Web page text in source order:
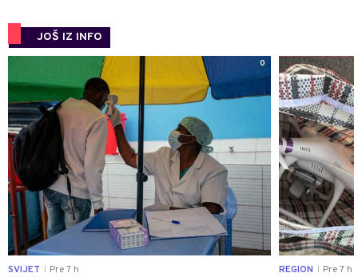
JOŠ IZ INFO
0
SVIJET Pre 7 h REGION Pre 7 h